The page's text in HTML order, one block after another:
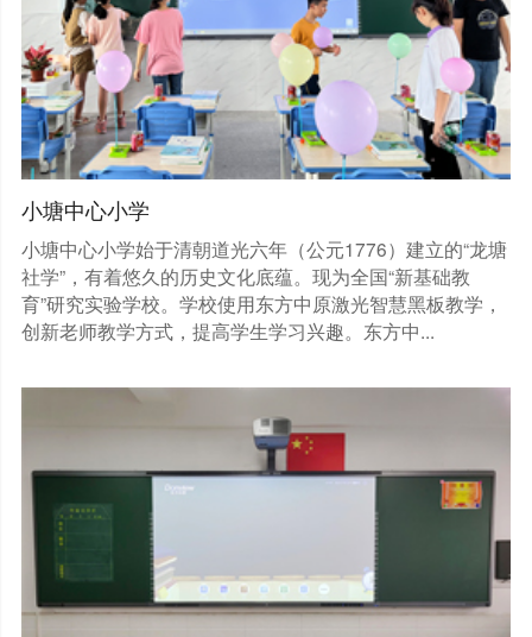
小塘中心小学
小塘中心小学始于清朝道光六年（公元1776）建立的“龙塘
社学”，有着悠久的历史文化底蕴。现为全国“新基础教
育”研究实验学校。学校使用东方中原激光智慧黑板教学，
创新老师教学方式，提高学生学习兴趣。东方中...